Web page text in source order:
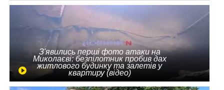
З'явились перші фото атаки на
Миколаєві: безпілотник пробив дах
житлового будинку та залетів у
квартиру (відео)